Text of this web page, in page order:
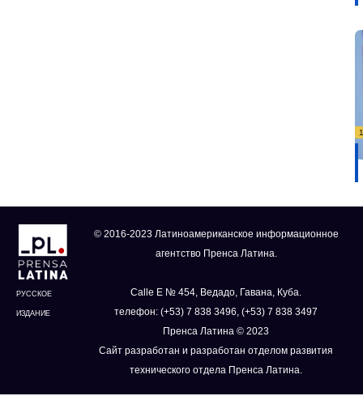
РУССКОЕ
ИЗДАНИЕ
© 2016-2023 Латиноамериканское информационное
агентство Пренса Латина.
Calle E № 454, Ведадо, Гавана, Куба.
телефон: (+53) 7 838 3496, (+53) 7 838 3497
Пренса Латина © 2023
Сайт разработан и разработан отделом развития
технического отдела Пренса Латина.